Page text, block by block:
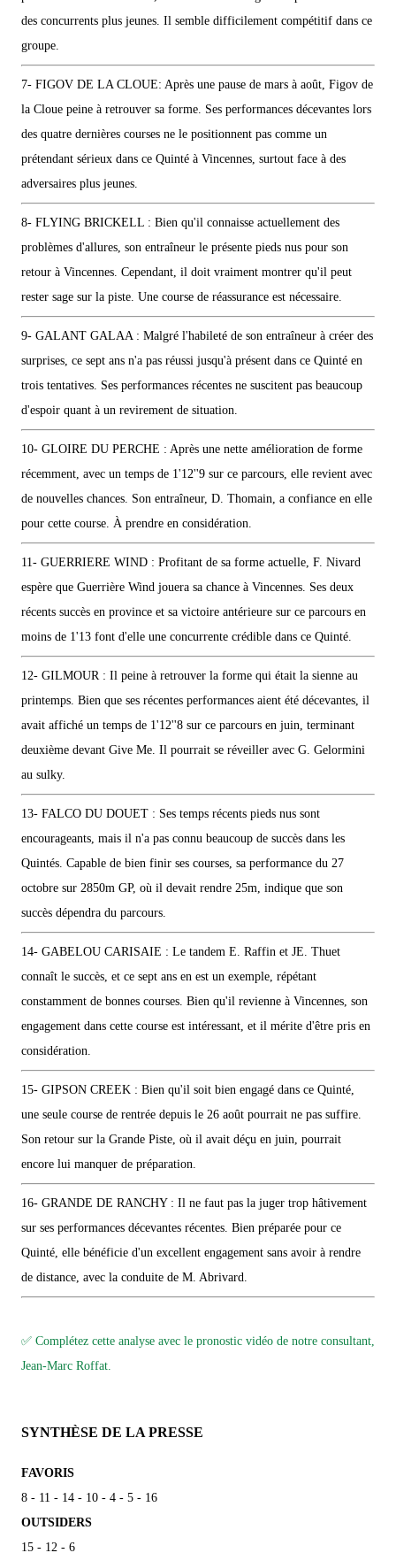
des concurrents plus jeunes. Il semble difficilement compétitif dans ce
groupe.
7- FIGOV DE LA CLOUE: Après une pause de mars à août, Figov de
la Cloue peine à retrouver sa forme. Ses performances décevantes lors
des quatre dernières courses ne le positionnent pas comme un
prétendant sérieux dans ce Quinté à Vincennes, surtout face à des
adversaires plus jeunes.
8- FLYING BRICKELL : Bien qu'il connaisse actuellement des
problèmes d'allures, son entraîneur le présente pieds nus pour son
retour à Vincennes. Cependant, il doit vraiment montrer qu'il peut
rester sage sur la piste. Une course de réassurance est nécessaire.
9- GALANT GALAA : Malgré l'habileté de son entraîneur à créer des
surprises, ce sept ans n'a pas réussi jusqu'à présent dans ce Quinté en
trois tentatives. Ses performances récentes ne suscitent pas beaucoup
d'espoir quant à un revirement de situation.
10- GLOIRE DU PERCHE : Après une nette amélioration de forme
récemment, avec un temps de 1'12''9 sur ce parcours, elle revient avec
de nouvelles chances. Son entraîneur, D. Thomain, a confiance en elle
pour cette course. À prendre en considération.
11- GUERRIERE WIND : Profitant de sa forme actuelle, F. Nivard
espère que Guerrière Wind jouera sa chance à Vincennes. Ses deux
récents succès en province et sa victoire antérieure sur ce parcours en
moins de 1'13 font d'elle une concurrente crédible dans ce Quinté.
12- GILMOUR : Il peine à retrouver la forme qui était la sienne au
printemps. Bien que ses récentes performances aient été décevantes, il
avait affiché un temps de 1'12''8 sur ce parcours en juin, terminant
deuxième devant Give Me. Il pourrait se réveiller avec G. Gelormini
au sulky.
13- FALCO DU DOUET : Ses temps récents pieds nus sont
encourageants, mais il n'a pas connu beaucoup de succès dans les
Quintés. Capable de bien finir ses courses, sa performance du 27
octobre sur 2850m GP, où il devait rendre 25m, indique que son
succès dépendra du parcours.
14- GABELOU CARISAIE : Le tandem E. Raffin et JE. Thuet
connaît le succès, et ce sept ans en est un exemple, répétant
constamment de bonnes courses. Bien qu'il revienne à Vincennes, son
engagement dans cette course est intéressant, et il mérite d'être pris en
considération.
15- GIPSON CREEK : Bien qu'il soit bien engagé dans ce Quinté,
une seule course de rentrée depuis le 26 août pourrait ne pas suffire.
Son retour sur la Grande Piste, où il avait déçu en juin, pourrait
encore lui manquer de préparation.
16- GRANDE DE RANCHY : Il ne faut pas la juger trop hâtivement
sur ses performances décevantes récentes. Bien préparée pour ce
Quinté, elle bénéficie d'un excellent engagement sans avoir à rendre
de distance, avec la conduite de M. Abrivard.
✅ Complétez cette analyse avec le pronostic vidéo de notre consultant,
Jean-Marc Roffat.
SYNTHÈSE DE LA PRESSE
FAVORIS
8 - 11 - 14 - 10 - 4 - 5 - 16
OUTSIDERS
15 - 12 - 6